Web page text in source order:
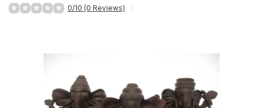
0/10 (0 Reviews)